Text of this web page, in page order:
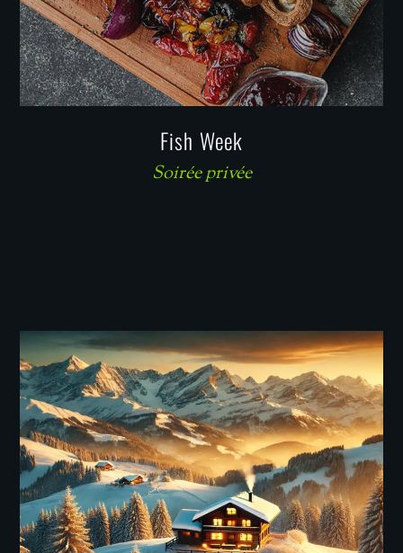
Fish Week
Soirée privée